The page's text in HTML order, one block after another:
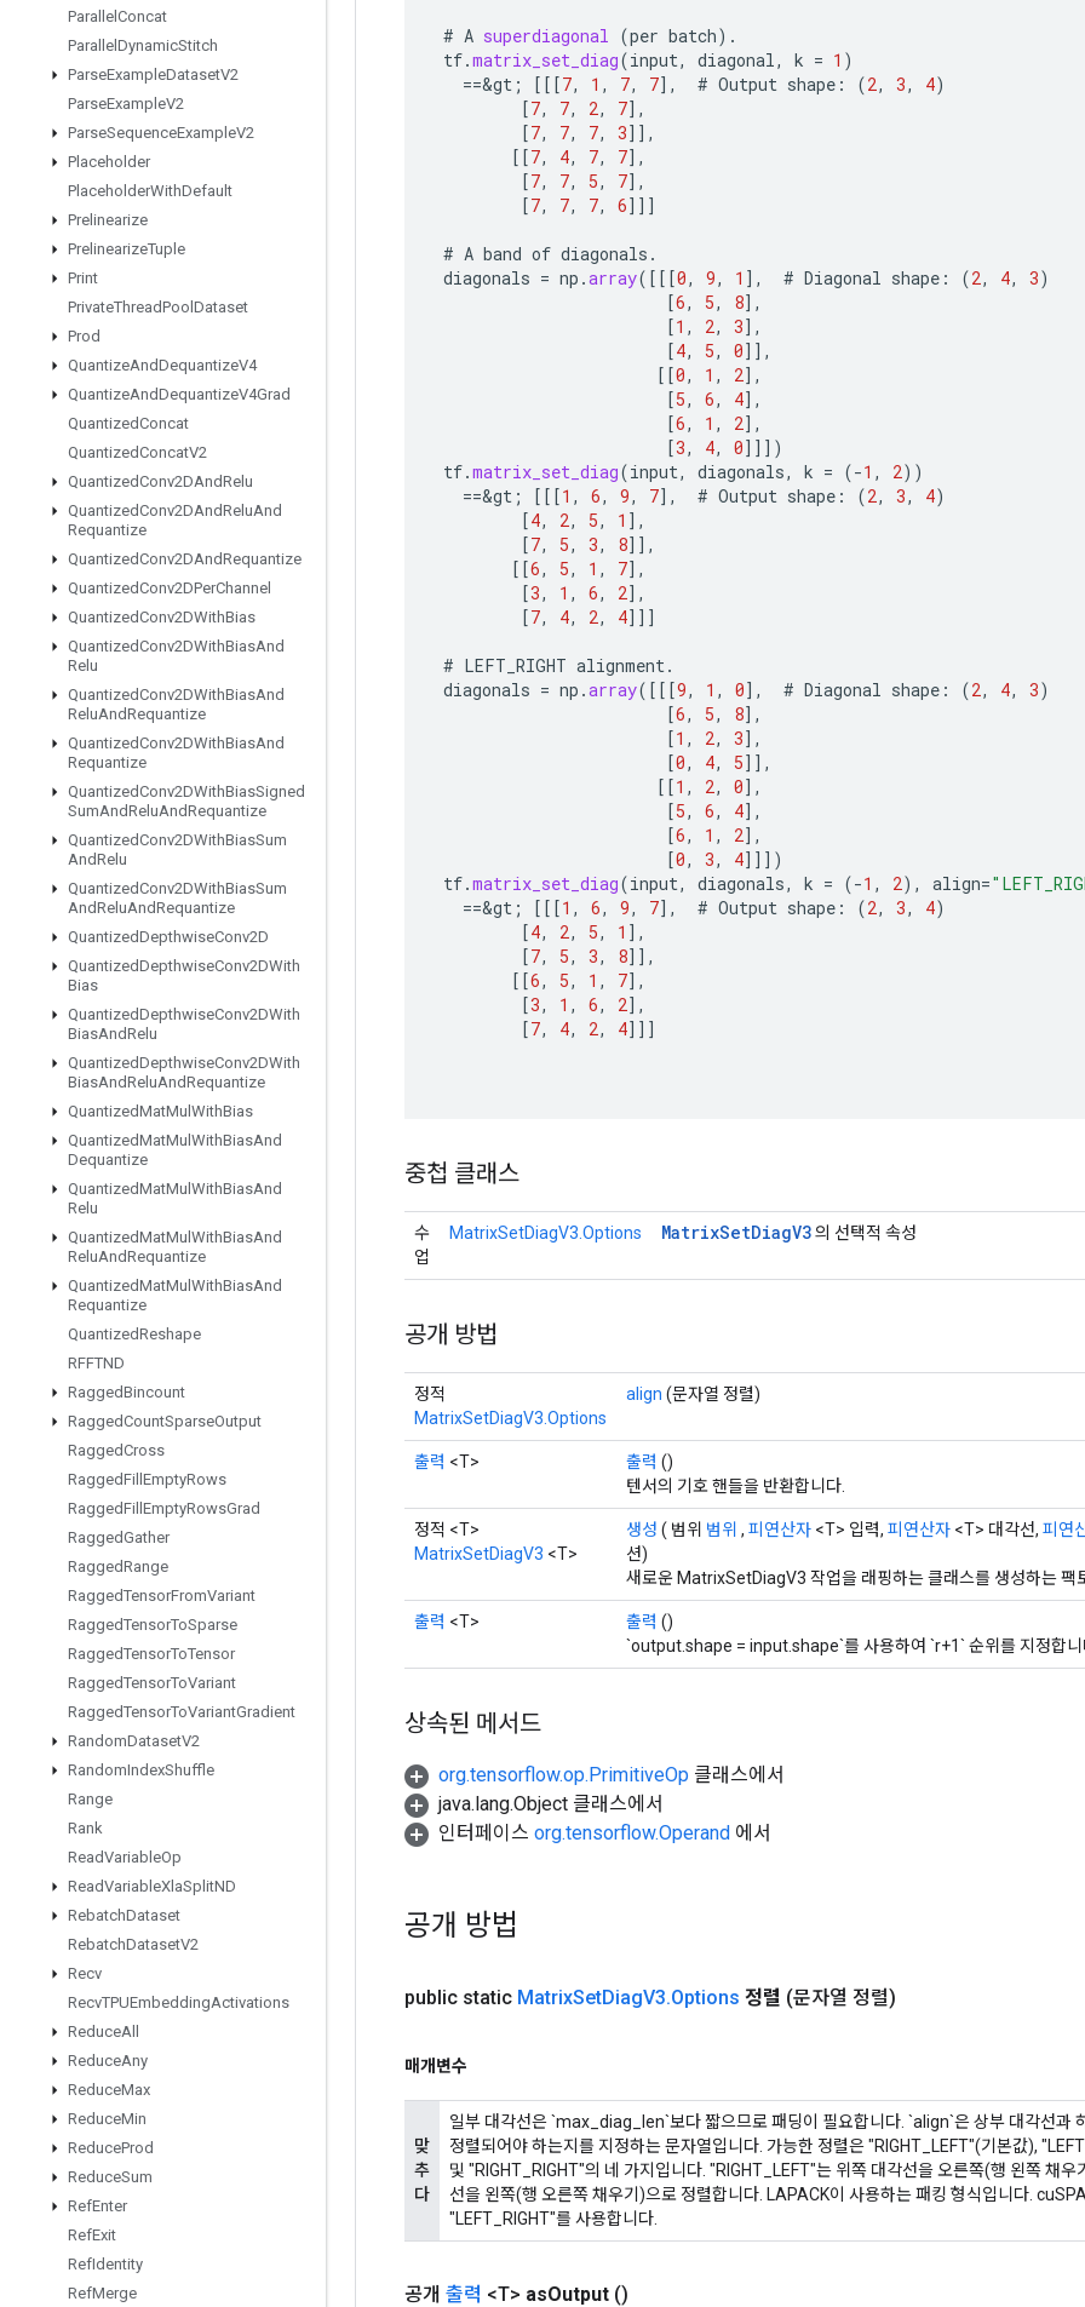
Parallel Concat
Parallel DynamicStitch
ParseExampleDatasetV2
ParseExampleV2
ParseSequenceExampleV2
Placeholder
PlaceholderWithDefault
Prelinearize
PrelinearizeTuple
Print
PrivateThreadPool Dataset
Prod
QuantizeAndDequantizeV4
QuantizeAndDequantizeV4Grad
QuantizedConcat
QuantizedConcatV2
QuantizedConv2DAndRelu
QuantizedConv2DAndReluAnd
Requantize
QuantizedConv2DAndRequantize
QuantizedConv2DPerChannel
QuantizedConv2DWithBias
QuantizedConv2DWithBiasAnd
Relu
QuantizedConv2DWithBiasAnd
ReluAndRequantize
QuantizedConv2DWithBiasAnd
Requantize
QuantizedConv2DWithBiasSigned
SumAndReluAndRequantize
QuantizedConv2DWithBiasSum
AndRelu
QuantizedConv2DWithBiasSum
AndReluAndRequantize
QuantizedDepthwiseConv2D
QuantizedDepthwiseConv2DWith
Bias
QuantizedDepthwiseConv2DWith
BiasAndRelu
QuantizedDepthwiseConv2DWith
BiasAndReluAndRequantize
QuantizedMatMul WithBias
QuantizedMatMul WithBiasAnd
Dequantize
QuantizedMatMul WithBiasAnd
Relu
QuantizedMatMul WithBiasAnd
ReluAndRequantize
QuantizedMatMul WithBiasAnd
Requantize
QuantizedReshape
RFFTND
RaggedBincount
RaggedCountSparseOutput
RaggedCross
RaggedFill EmptyRows
RaggedFill EmptyRowsGrad
RaggedGather
RaggedRange
RaggedTensorFromVariant
RaggedTensorToSparse
RaggedTensorToTensor
RaggedTensorToVariant
RaggedTensorToVariantGradient
RandomDatasetV2
RandomIndexShuffle
Range
Rank
ReadVariableOp
ReadVariableXlaSplitND
RebatchDataset
RebatchDatasetV2
Recv
RecvTPUEmbeddingActivations
ReduceAll
ReduceAny
ReduceMax
ReduceMin
ReduceProd
ReduceSum
RefEnter
RefExit
RefIdentity
RefMerge
# A superdiagonal (per batch).
tf.matrix_set_diag(input, diagonal, k = 1 )
==&gt ; [[[7, 1 , 7, 7] , # Output shape : (2, 3, 4)
[7, 7, 2, 7] ,
[7, 7, 7, 3]] ,
[[7, 4, 7, 7] ,
[7, 7, 5, 7] ,
[7, 7, 7, 6]]]
# A band of diagonals .
diagonals = np .array( [[[0, 9, 1 ] , # Diagonal shape : (2, 4, 3)
[6, 5, 8] ,
[1 , 2, 3] ,
[4, 5, 0]] ,
[[0, 1 , 2] ,
[5, 6, 4] ,
[6, 1 , 2] ,
[3, 4, 0]]] )
tf.matrix_set_diag(input, diagonals, k = (-1 , 2))
==&gt ; [[[1 , 6, 9, 7] , # Output shape : (2, 3, 4)
[4, 2, 5, 1 ] ,
[7, 5, 3, 8]] ,
[[6, 5, 1 , 7] ,
[3, 1 , 6, 2] ,
[7, 4, 2, 4]]]
# LEFT_RIGHT alignment.
diagonals = np .array( [[[9, 1 , 0] , # Diagonal shape : (2, 4, 3)
[6, 5, 8] ,
[1 , 2, 3] ,
[0, 4, 5]] ,
[[1 , 2, 0] ,
[5, 6, 4] ,
[6, 1 , 2] ,
[0, 3, 4]]] )
tf.matrix_set_diag(input, diagonals, k = (-1 , 2), align=
==&gt ; [[[1 , 6, 9, 7] , # Output shape : (2, 3, 4)
[4, 2, 5, 1 ] ,
[7, 5, 3, 8]] ,
[[6, 5, 1 , 7] ,
[3, 1 , 6, 2] ,
[7, 4, 2, 4]]]
중첩 클래스
수
업
MatrixSetDiagV3.Options MatrixSetDiagV3의 선택적 속성
공개 방법
정적
MatrixSetDiagV3.Options
align (문자열 정렬)
출력 <T> 출력 ()
텐서의 기호 핸들을 반환합니다.
정적 <T>
MatrixSetDiagV3 <T>
생성 ( 범위 범위 , 피연산자 <T> 입력, 피연산자 <T> 대각선, 피연
션)
새로운 MatrixSetDiagV3 작업을 래핑하는 클래스를 생성하는 팩
출력 <T> 출력 ()
`output.shape = input.shape`를 사용하여 `r+1` 순위를 지정합니
상속된 메서드
org.tensorflow.op.PrimitiveOp 클래스에서
java.lang.Object 클래스에서
인터페이스 org.tensorflow.Operand 에서
공개 방법
public static MatrixSetDiagV3.Options 정렬 (문자열 정렬)
매개변수
맞
추
다
일부 대각선은 `max_diag_len`보다 짧으므로 패딩이 필요합니다. `align`은 상부 대각선과
정렬되어야 하는지를 지정하는 문자열입니다. 가능한 정렬은 "RIGHT_LEFT"(기본값),
및 "RIGHT_RIGHT"의 네 가지입니다. "RIGHT_LEFT"는 위쪽 대각선을 오른쪽(행 왼쪽 채
선을 왼쪽(행 오른쪽 채우기)으로 정렬합니다. LAPACK이 사용하는 패킹 형식입니다.
"LEFT_RIGHT"를 사용합니다.
공개 출력 <T> asOutput ()